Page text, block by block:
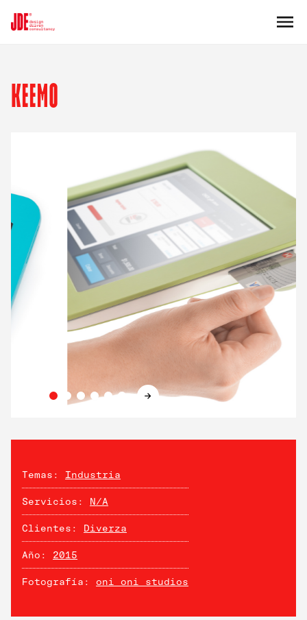
KEEMO
→
Temas: Industria
Servicios: N/A
Clientes: Diverza
Año: 2015
Fotografía: oni oni studios